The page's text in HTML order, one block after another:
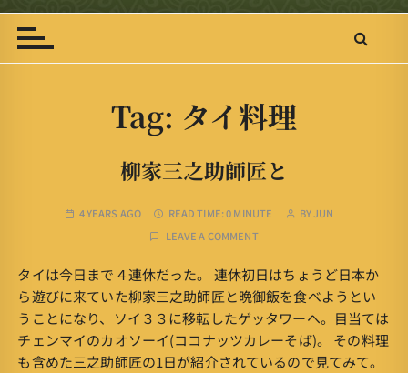
t
n
Tag: タイ料理
柳家三之助師匠と
4 YEARS AGO READ TIME:0 MINUTE BYJUN
LEAVE A COMMENT
タイは今日まで４連休だった。 連休初日はちょうど日本か
ら遊びに来ていた柳家三之助師匠と晩御飯を食べようとい
うことになり、ソイ３３に移転したゲッタワーへ。目当ては
チェンマイのカオソーイ(ココナッツカレーそば)。 その料理
も含めた三之助師匠の1日が紹介されているので見てみて。